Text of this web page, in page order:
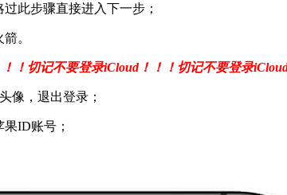
此步骤直接进入下一步；
。
！切记不要登录iCloud！！！切记不要登录
像，退出登录；
ID账号；